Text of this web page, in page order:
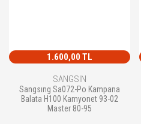
1.600,00 TL
SANGSIN
Sangsıng Sa072-Po Kampana
Balata H100 Kamyonet 93-02
Master 80-95